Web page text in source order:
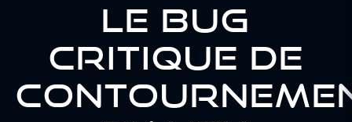
LE BUG
CRITIQUE DE